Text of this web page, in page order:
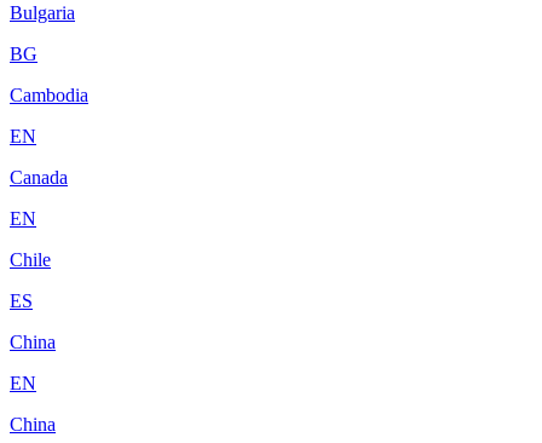
Bulgaria
BG
Cambodia
EN
Canada
EN
Chile
ES
China
EN
China